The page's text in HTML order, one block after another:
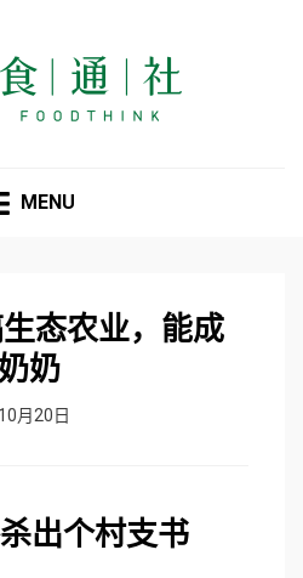
MENU
态农业，能成
奶
月20日
出个村支书